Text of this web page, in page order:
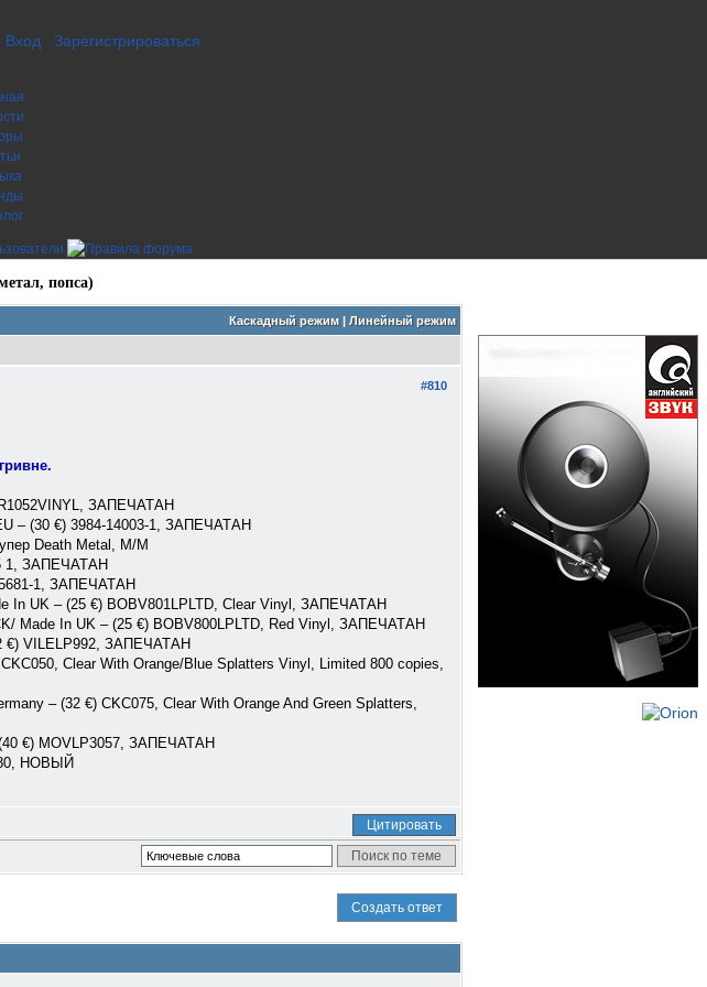
Вход Зарегистрироваться
попса)
Каскадный режим| Линейный режим
#810
ЗАПЕЧАТАН
– (30 €) 3984-14003-1, ЗАПЕЧАТАН
Death Metal, M/M
1, ЗАПЕЧАТАН
1, ЗАПЕЧАТАН
In UK – (25 €) BOBV801LPLTD, Clear Vinyl, ЗАПЕЧАТАН
Made In UK – (25 €) BOBV800LPLTD, Red Vinyl, ЗАПЕЧАТАН
€) VILELP992, ЗАПЕЧАТАН
Clear With Orange/Blue Splatters Vinyl, Limited 800 copies,
– (32 €) CKC075, Clear With Orange And Green Splatters,
€) MOVLP3057, ЗАПЕЧАТАН
НОВЫЙ
Цитировать
Создать ответ